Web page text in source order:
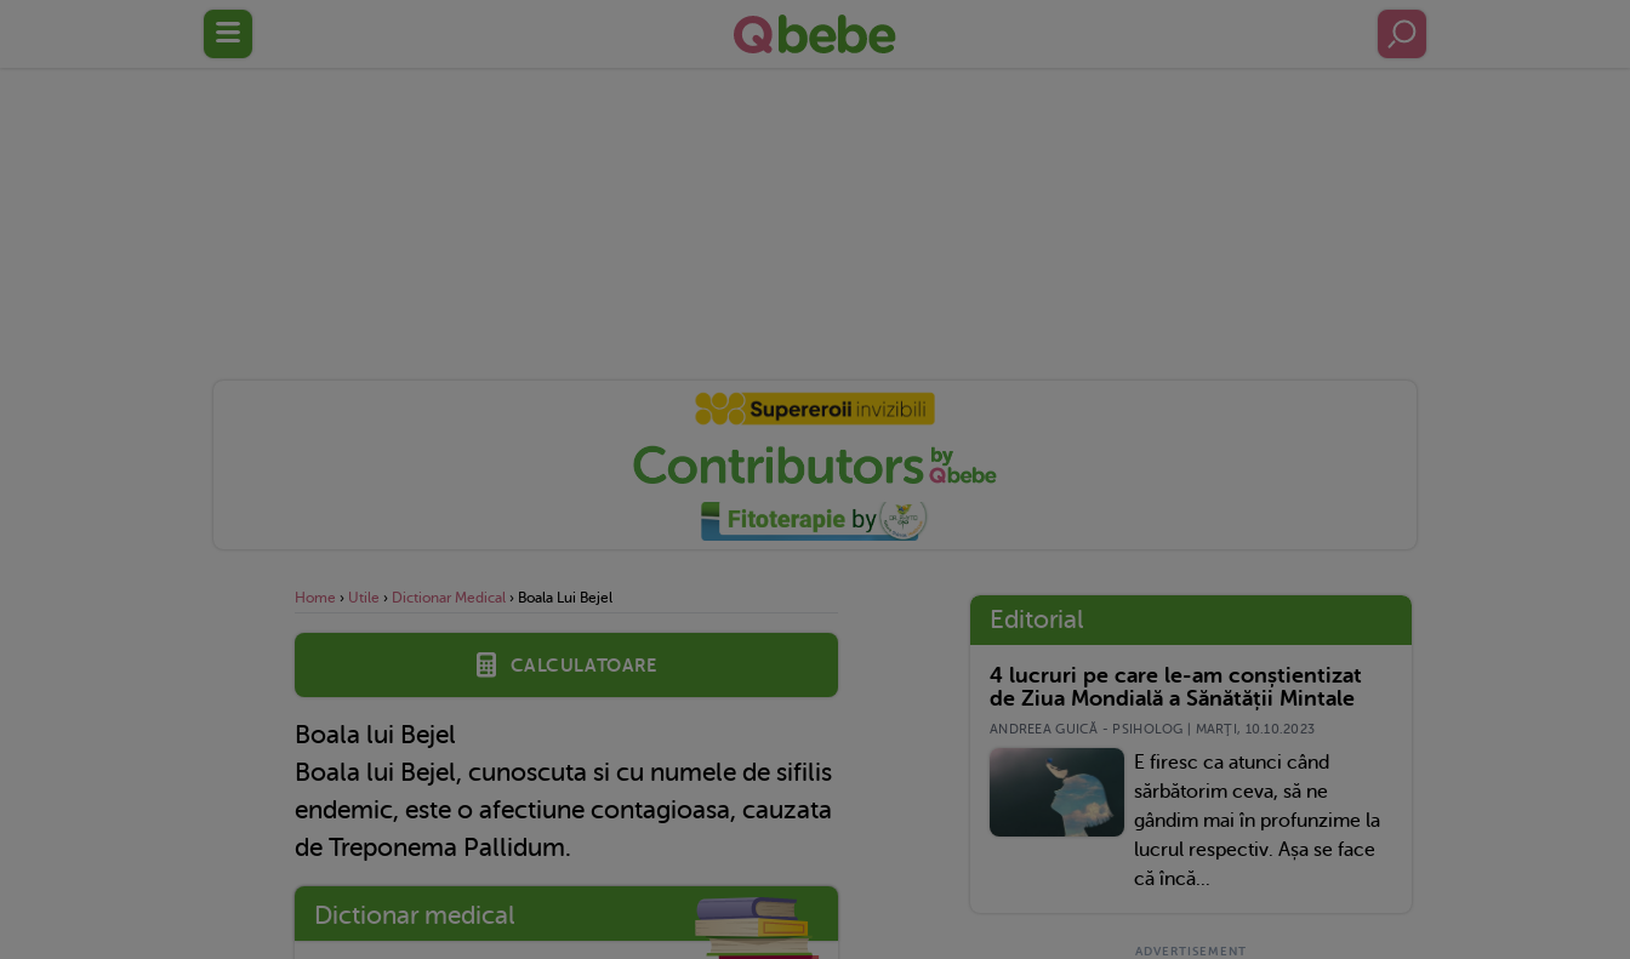
Home › Utile › Dictionar Medical › Boala Lui Bejel
Calculatoare
Boala lui Bejel
Boala lui Bejel, cunoscuta si cu numele de sifilis
endemic, este o afectiune contagioasa, cauzata
de Treponema Pallidum.
Dictionar medical
Editorial
4 lucruri pe care le-am conștientizat
de Ziua Mondială a Sănătății Mintale
ANDREEA GUICĂ - PSIHOLOG | MARŢI, 10.10.2023
E firesc ca atunci când
sărbătorim ceva, să ne
gândim mai în profunzime la
lucrul respectiv. Așa se face
că încă...